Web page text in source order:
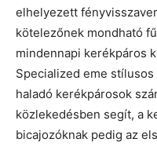
elhelyezett
kötelezőnek mondható
mindennapi kerékpáros
Specialized eme
haladó kerékpárosok
közlekedésben segít, a
bicajozóknak pedig az